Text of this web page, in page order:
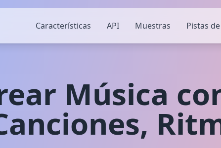
Características API Muestras Pistas
Música